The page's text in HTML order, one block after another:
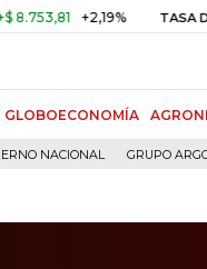
+2,19% TASA DE USURA
GLOBOECONOMÍA
NACIONAL GRUPO